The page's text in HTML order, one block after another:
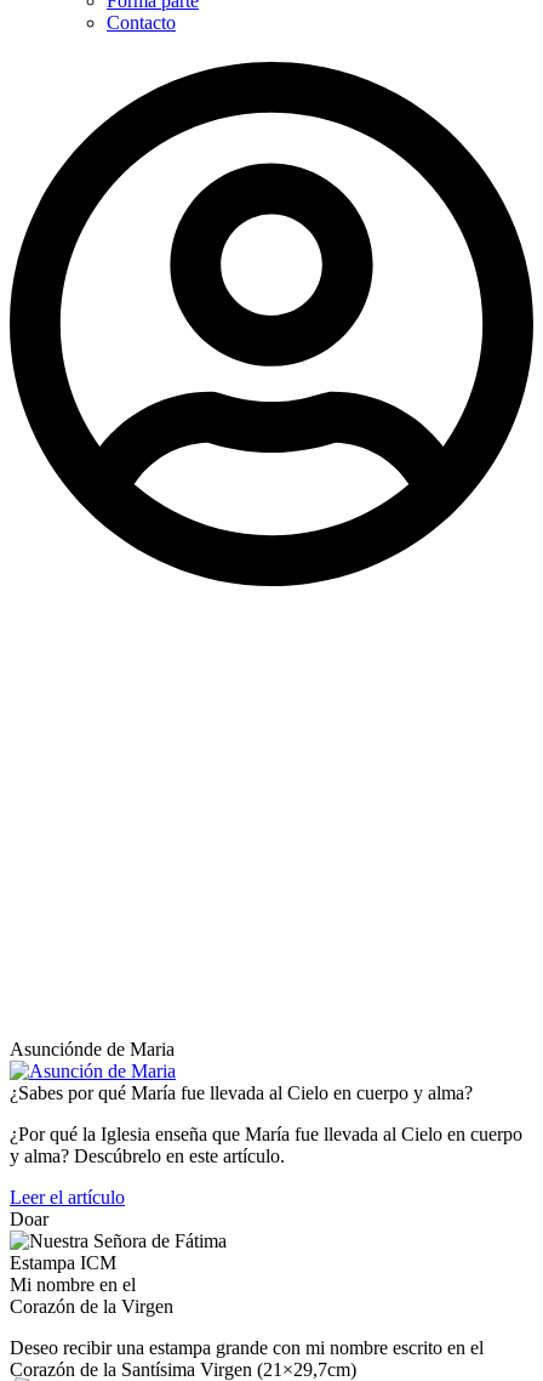
Contacto
Asunciónde de Maria
¿Sabes por qué María fue llevada al Cielo en cuerpo y alma?
¿Por qué la Iglesia enseña que María fue llevada al Cielo en cuerpo
y alma? Descúbrelo en este artículo.
Leer el artículo
Doar
Estampa ICM
Mi nombre en el
Corazón de la Virgen
Deseo recibir una estampa grande con mi nombre escrito en el
Corazón de la Santísima Virgen (21×29,7cm)